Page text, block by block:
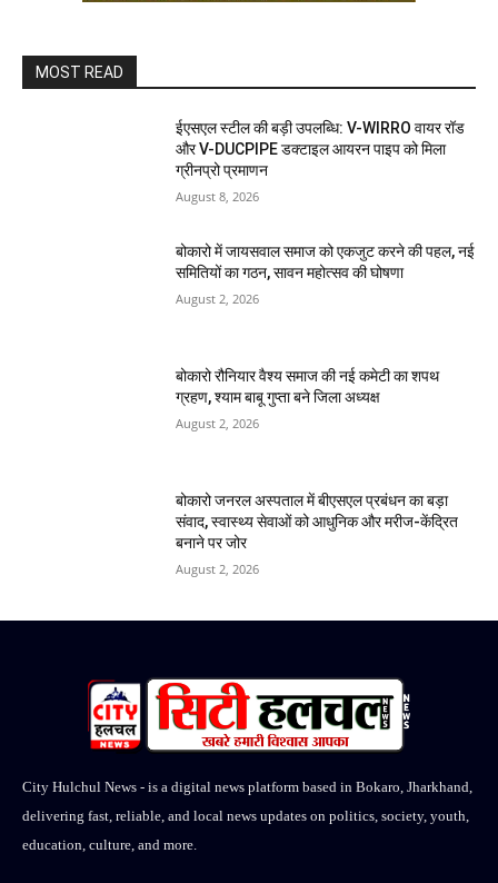
MOST READ
ईएसएल स्टील की बड़ी उपलब्धि: V-WIRRO वायर रॉड
और V-DUCPIPE डक्टाइल आयरन पाइप को मिला
ग्रीनप्रो प्रमाणन
August 8, 2026
बोकारो में जायसवाल समाज को एकजुट करने की पहल, नई
समितियों का गठन, सावन महोत्सव की घोषणा
August 2, 2026
बोकारो रौनियार वैश्य समाज की नई कमेटी का शपथ
ग्रहण, श्याम बाबू गुप्ता बने जिला अध्यक्ष
August 2, 2026
बोकारो जनरल अस्पताल में बीएसएल प्रबंधन का बड़ा
संवाद, स्वास्थ्य सेवाओं को आधुनिक और मरीज-केंद्रित
बनाने पर जोर
August 2, 2026
City Hulchul News - is a digital news platform based in Bokaro, Jharkhand,
delivering fast, reliable, and local news updates on politics, society, youth,
education, culture, and more.